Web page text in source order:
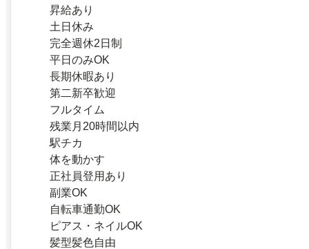
昇給あり
土日休み
完全週休2日制
平日のみOK
長期休暇あり
第二新卒歓迎
フルタイム
残業月20時間以内
駅チカ
体を動かす
正社員登用あり
副業OK
自転車通勤OK
ピアス・ネイルOK
髪型髪色自由